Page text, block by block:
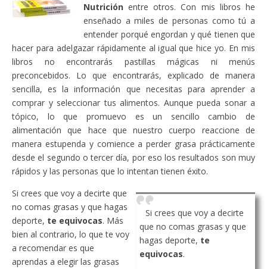
Nutrición entre otros. Con mis libros he
enseñado a miles de personas como tú a
entender porqué engordan y qué tienen que
hacer para adelgazar rápidamente al igual que hice yo. En mis
libros no encontrarás pastillas mágicas ni menús
preconcebidos. Lo que encontrarás, explicado de manera
sencilla, es la información que necesitas para aprender a
comprar y seleccionar tus alimentos. Aunque pueda sonar a
tópico, lo que promuevo es un sencillo cambio de
alimentación que hace que nuestro cuerpo reaccione de
manera estupenda y comience a perder grasa prácticamente
desde el segundo o tercer día, por eso los resultados son muy
rápidos y las personas que lo intentan tienen éxito.
Si crees que voy a decirte
que no comas grasas y que
hagas deporte, te
equivocas.
Si crees que voy a decirte que
no comas grasas y que hagas
deporte, te equivocas. Más
bien al contrario, lo que te voy
a recomendar es que
aprendas a elegir las grasas